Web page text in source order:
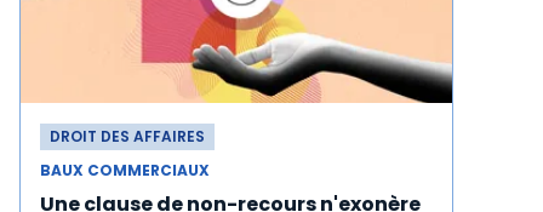
DROIT DES AFFAIRES
BAUX COMMERCIAUX
Une clause de non-recours n'exonère